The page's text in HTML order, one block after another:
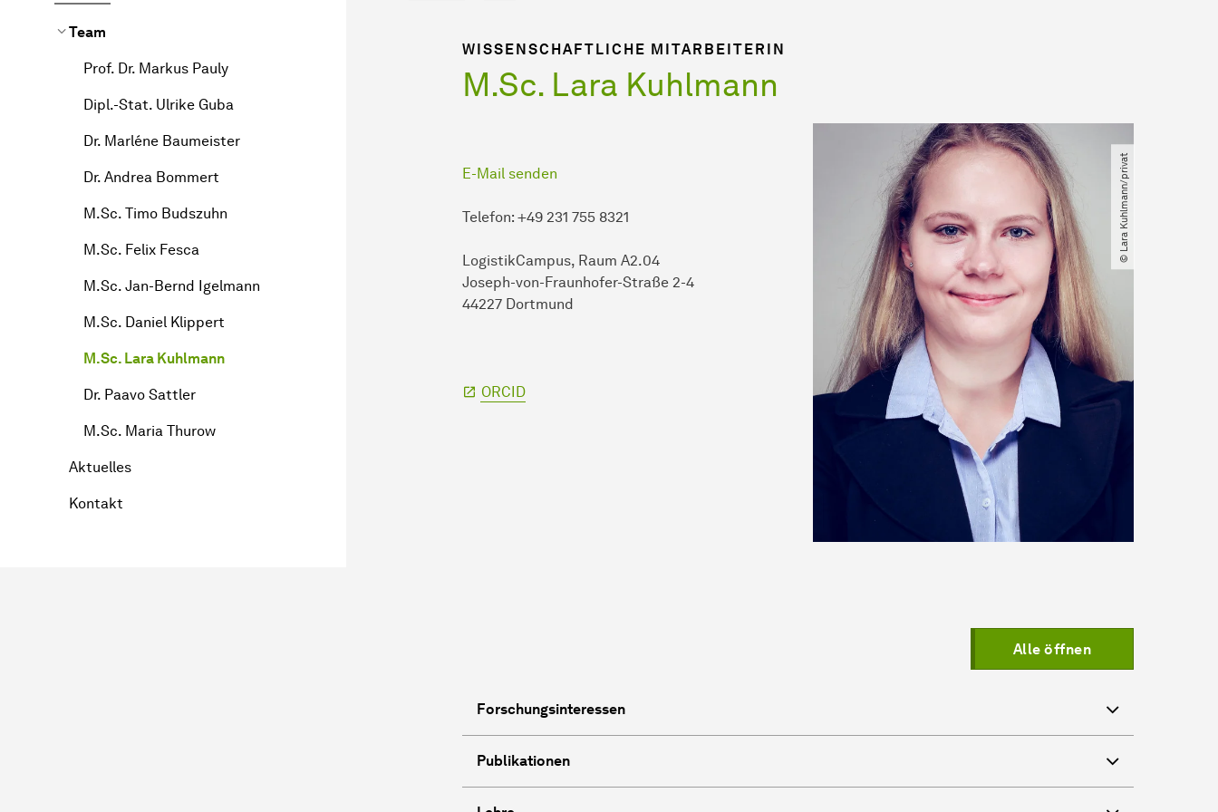
Team
Prof. Dr. Markus Pauly
Dipl.-Stat. Ulrike Guba
Dr. Marléne Baumeister
Dr. Andrea Bommert
M.Sc. Timo Budszuhn
M.Sc. Felix Fesca
M.Sc. Jan-Bernd Igelmann
M.Sc. Daniel Klippert
M.Sc. Lara Kuhlmann
Dr. Paavo Sattler
M.Sc. Maria Thurow
Aktuelles
Kontakt
WISSENSCHAFTLICHE MITARBEITERIN
M.Sc. Lara Kuhlmann
E-Mail senden
Telefon: +49 231 755 8321
LogistikCampus, Raum A2.04
Joseph-von-Fraunhofer-Straße 2-4
44227 Dortmund
ORCID
© Lara Kuhlmann​/​privat
Alle öffnen
Forschungsinteressen
Publikationen